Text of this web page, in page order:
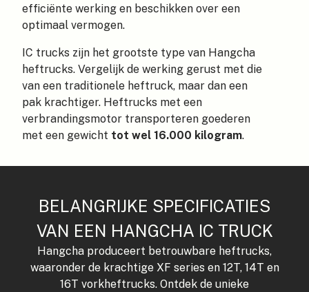
efficiënte werking en beschikken over een
optimaal vermogen.
IC trucks zijn het grootste type van Hangcha
heftrucks. Vergelijk de werking gerust met die
van een traditionele heftruck, maar dan een
pak krachtiger. Heftrucks met een
verbrandingsmotor transporteren goederen
met een gewicht tot wel 16.000 kilogram.
BELANGRIJKE SPECIFICATIES
VAN EEN HANGCHA IC TRUCK
Hangcha produceert betrouwbare heftrucks,
waaronder de krachtige XF series en 12T, 14T en
16T vorkheftrucks. Ontdek de unieke